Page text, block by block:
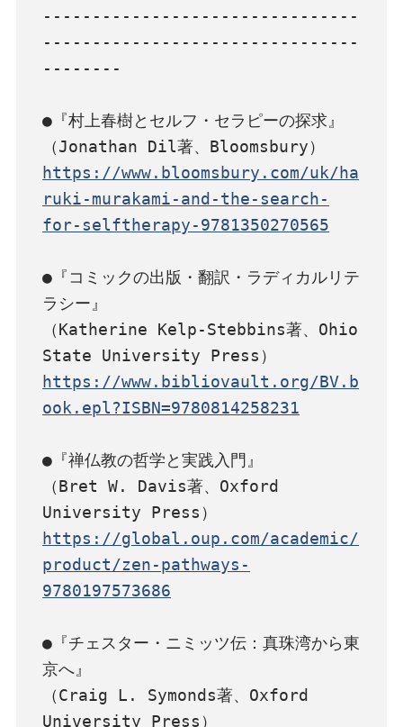
--------------------------------
--------------------------------
--------
●『村上春樹とセルフ・セラピーの探求』
https://www.bloomsbury.com/uk/ha
ruki-murakami-and-the-search-
for-selftherapy-9781350270565
●『コミックの出版・翻訳・ラディカルリテ
ラシー』
（Katherine Kelp-Stebbins著、Ohio
https://www.bibliovault.org/BV.b
ook.epl?ISBN=9780814258231
●『禅仏教の哲学と実践入門』
（Bret W. Davis著、Oxford
https://global.oup.com/academic/
product/zen-pathways-
9780197573686
●『チェスター・ニミッツ伝：真珠湾から東
京へ』
（Craig L. Symonds著、Oxford